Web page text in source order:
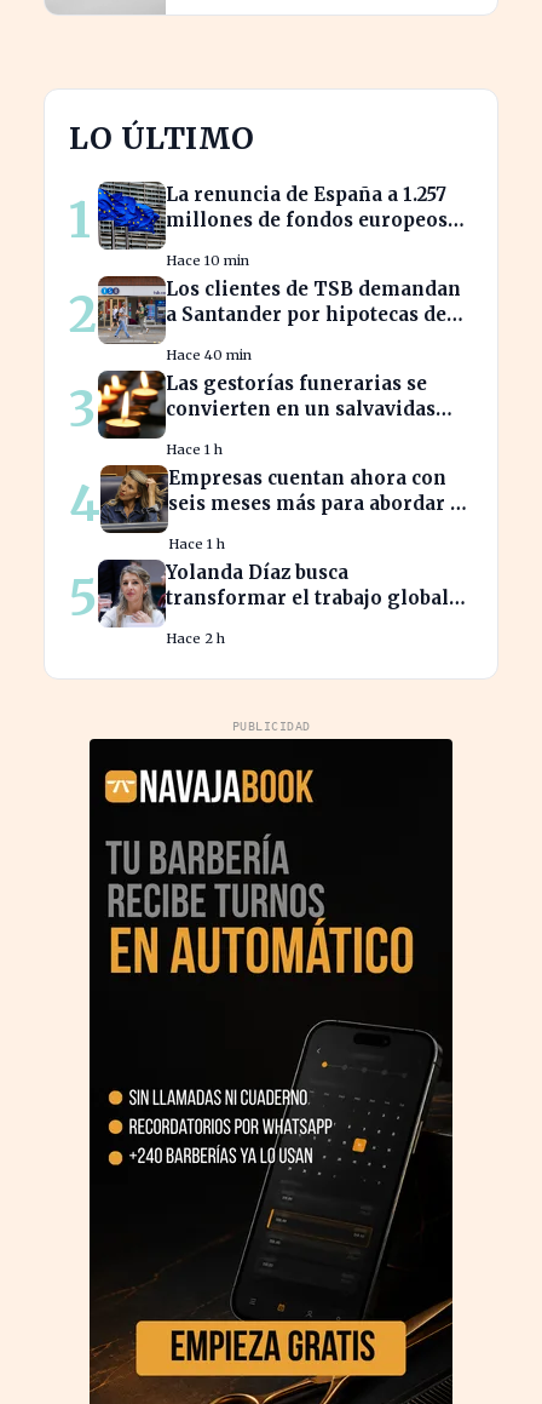
LO ÚLTIMO
1
La renuncia de España a 1.257
millones de fondos europeos
Hace 10 min
2
Los clientes de TSB demandan
a Santander por hipotecas de
Hace 40 min
3
Las gestorías funerarias se
convierten en un salvavidas
administrativo tras un
fallecimiento.
Hace 1 h
4
Empresas cuentan ahora con
seis meses más para abordar la
restricciones de
confidencialidad
Hace 1 h
5
Yolanda Díaz busca
transformar el trabajo global
laborales
Hace 2 h
PUBLICIDAD